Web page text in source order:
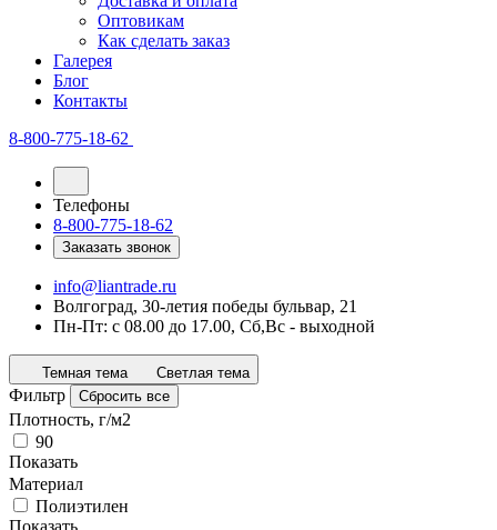
Оптовикам
Как сделать заказ
Галерея
Блог
Контакты
8-800-775-18-62
Телефоны
8-800-775-18-62
Заказать звонок
info@liantrade.ru
Волгоград, 30-летия победы бульвар, 21
Пн-Пт: c 08.00 до 17.00, Cб,Вс - выходной
Темная тема Светлая тема
Фильтр Сбросить все
Плотность, г/м2
90
Показать
Материал
Полиэтилен
Показать